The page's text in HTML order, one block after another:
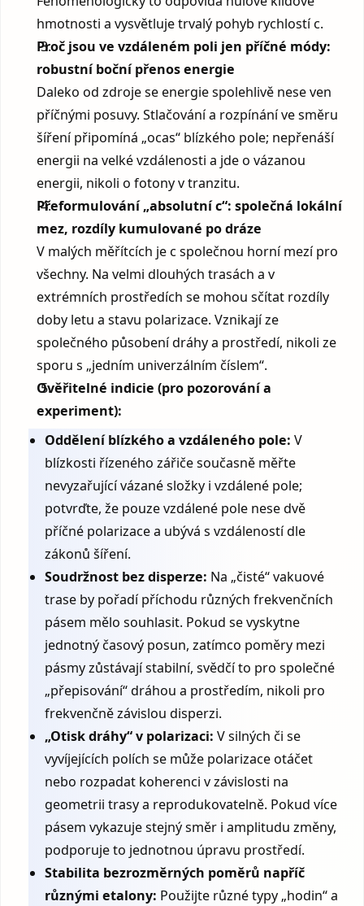
hmotnosti a vysvětluje trvalý pohyb rychlostí c.
Proč jsou ve vzdáleném poli jen příčné módy:
robustní boční přenos energie
Daleko od zdroje se energie spolehlivě nese ven
příčnými posuvy. Stlačování a rozpínání ve směru
šíření připomíná „ocas“ blízkého pole; nepřenáší
energii na velké vzdálenosti a jde o vázanou
energii, nikoli o fotony v tranzitu.
Přeformulování „absolutní c“: společná lokální
mez, rozdíly kumulované po dráze
V malých měřítcích je c společnou horní mezí pro
všechny. Na velmi dlouhých trasách a v
extrémních prostředích se mohou sčítat rozdíly
doby letu a stavu polarizace. Vznikají ze
společného působení dráhy a prostředí, nikoli ze
sporu s „jedním univerzálním číslem“.
Ověřitelné indicie (pro pozorování a
experiment):
Oddělení blízkého a vzdáleného pole: V
blízkosti řízeného zářiče současně měřte
nevyzařující vázané složky i vzdálené pole;
potvrďte, že pouze vzdálené pole nese dvě
příčné polarizace a ubývá s vzdáleností dle
zákonů šíření.
Soudržnost bez disperze: Na „čisté“ vakuové
trase by pořadí příchodu různých frekvenčních
pásem mělo souhlasit. Pokud se vyskytne
jednotný časový posun, zatímco poměry mezi
pásmy zůstávají stabilní, svědčí to pro společné
„přepisování“ dráhou a prostředím, nikoli pro
frekvenčně závislou disperzi.
„Otisk dráhy“ v polarizaci: V silných či se
vyvíjejících polích se může polarizace otáčet
nebo rozpadat koherenci v závislosti na
geometrii trasy a reprodukovatelně. Pokud více
pásem vykazuje stejný směr i amplitudu změny,
podporuje to jednotnou úpravu prostředí.
Stabilita bezrozměrných poměrů napříč
různými etalony: Použijte různé typy „hodin“ a